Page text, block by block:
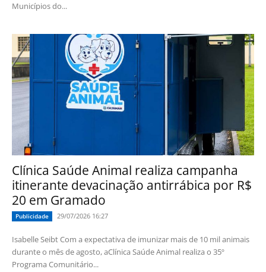
Municípios do...
Clínica Saúde Animal realiza campanha
itinerante devacinação antirrábica por R$
20 em Gramado
Publicidade 29/07/2026 16:27
Isabelle Seibt Com a expectativa de imunizar mais de 10 mil animais
durante o mês de agosto, aClínica Saúde Animal realiza o 35º
Programa Comunitário...